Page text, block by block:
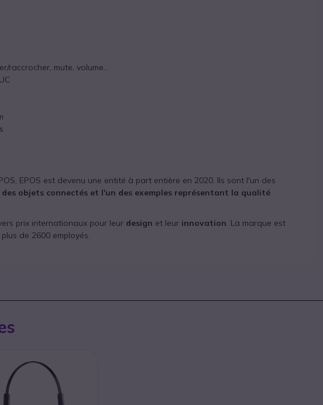
raccrocher, mute, volume...
EPOS est devenu une entité à part entière en 2020. Ils sont l'un des
objets connectés et l'un des exemples représentant la qualité
prix internationaux pour leur design et leur innovation. La marque est
de 2600 employés.